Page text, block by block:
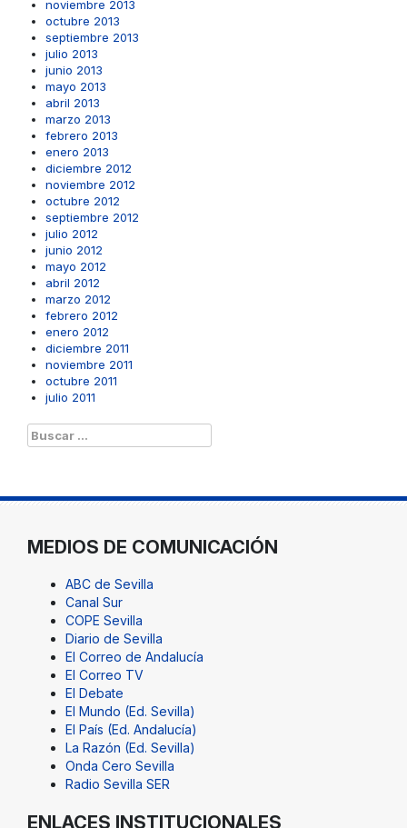
noviembre 2013
octubre 2013
septiembre 2013
julio 2013
junio 2013
mayo 2013
abril 2013
marzo 2013
febrero 2013
enero 2013
diciembre 2012
noviembre 2012
octubre 2012
septiembre 2012
julio 2012
junio 2012
mayo 2012
abril 2012
marzo 2012
febrero 2012
enero 2012
diciembre 2011
noviembre 2011
octubre 2011
julio 2011
Buscar:
MEDIOS DE COMUNICACIÓN
ABC de Sevilla
Canal Sur
COPE Sevilla
Diario de Sevilla
El Correo de Andalucía
El Correo TV
El Debate
El Mundo (Ed. Sevilla)
El País (Ed. Andalucía)
La Razón (Ed. Sevilla)
Onda Cero Sevilla
Radio Sevilla SER
ENLACES INSTITUCIONALES